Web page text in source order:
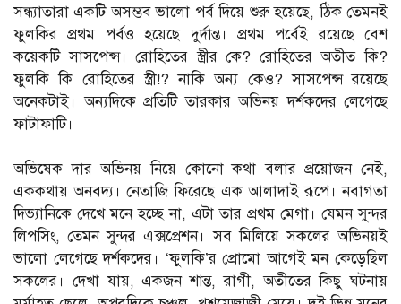
সন্ধ্যাতারা একটি অসম্ভব ভালো পর্ব দিয়ে শুরু হয়েছে, ঠিক তেমনই
ফুলকির প্রথম পর্বও হয়েছে দুর্দান্ত। প্রথম পর্বেই রয়েছে বেশ
কয়েকটি সাসপেন্স। রোহিতের স্ত্রীর কে? রোহিতের অতীত কি?
ফুলকি কি রোহিতের স্ত্রী!? নাকি অন্য কেও? সাসপেন্স রয়েছে
অনেকটাই। অন্যদিকে প্রতিটি তারকার অভিনয় দর্শকদের লেগেছে
ফাটাফাটি।
অভিষেক দার অভিনয় নিয়ে কোনো কথা বলার প্রয়োজন নেই,
এককথায় অনবদ্য। নেতাজি ফিরেছে এক আলাদাই রূপে। নবাগতা
দিভ্যানিকে দেখে মনে হচ্ছে না, এটা তার প্রথম মেগা। যেমন সুন্দর
লিপসিং, তেমন সুন্দর এক্সপ্রেশন। সব মিলিয়ে সকলের অভিনয়ই
ভালো লেগেছে দর্শকদের। ‘ফুলকি’র প্রোমো আগেই মন কেড়েছিল
সকলের। দেখা যায়, একজন শান্ত, রাগী, অতীতের কিছু ঘটনায়